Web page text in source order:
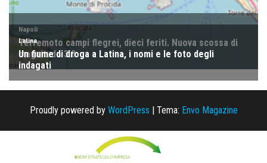
Proudly powered by WordPress | Tema: Envo Magazine